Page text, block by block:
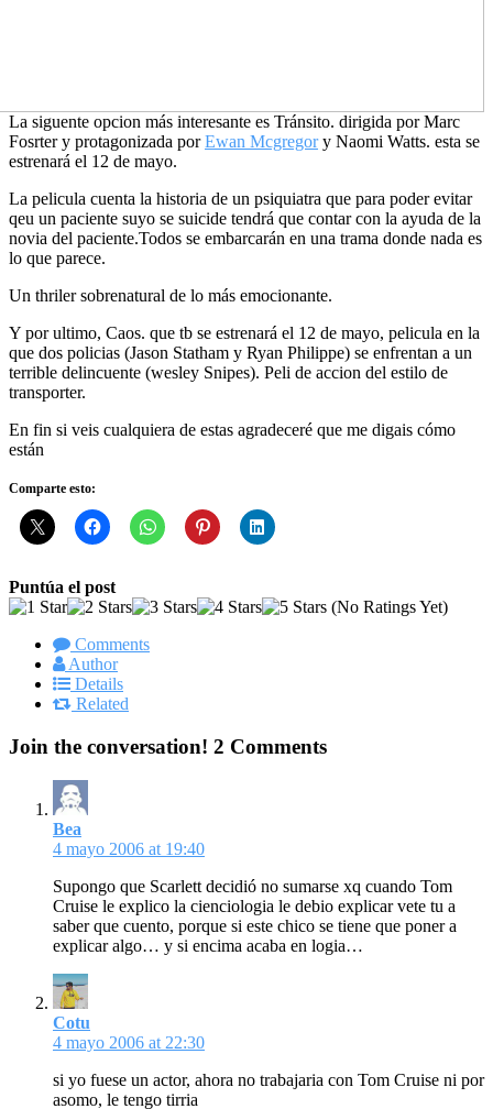
La siguente opcion más interesante es Tránsito. dirigida por Marc
Fosrter y protagonizada porEwan Mcgregory Naomi Watts. esta se
estrenará el 12 de mayo.
La pelicula cuenta la historia de un psiquiatra que para poder evitar
qeu un paciente suyo se suicide tendrá que contar con la ayuda de la
novia del paciente.Todos se embarcarán en una trama donde nada es
lo que parece.
Un thriler sobrenatural de lo más emocionante.
Y por ultimo, Caos. que tb se estrenará el 12 de mayo, pelicula en la
que dos policias (Jason Statham y Ryan Philippe) se enfrentan a un
terrible delincuente (wesley Snipes). Peli de accion del estilo de
transporter.
En fin si veis cualquiera de estas agradeceré que me digais cómo
están
Comparte esto:
Puntúa el post
(No Ratings Yet)
Comments
Author
Details
Related
Join the conversation! 2 Comments
Bea
4 mayo 2006 at 19:40
Supongo que Scarlett decidió no sumarse xq cuando Tom
Cruise le explico la cienciologia le debio explicar vete tu a
saber que cuento, porque si este chico se tiene que poner a
explicar algo… y si encima acaba en logia…
Cotu
4 mayo 2006 at 22:30
si yo fuese un actor, ahora no trabajaria con Tom Cruise ni por
asomo, le tengo tirria